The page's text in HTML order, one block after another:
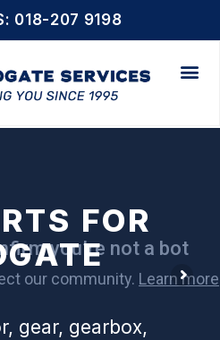
018-207 9198
FOR
gear, gearbox,